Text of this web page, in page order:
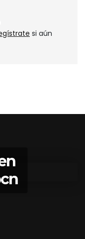
si aún